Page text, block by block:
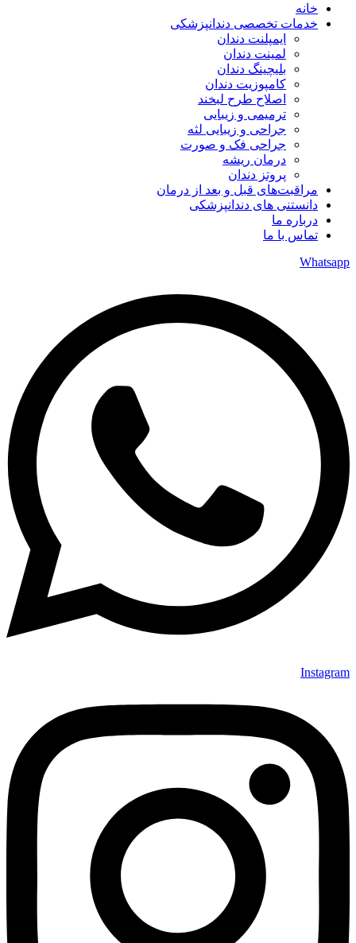
خانه
خدمات تخصصی دندانپزشکی
ایمپلنت دندان
لمینت دندان
بلیچینگ دندان
کامپوزیت دندان
اصلاح طرح لبخند
ترمیمی و زیبایی
جراحی و زیبایی لثه
جراحی فک و صورت
درمان ریشه
پروتز دندان
مراقبت‌های قبل و بعد از درمان
دانستنی های دندانپزشکی
درباره ما
تماس با ما
Whatsapp
Instagram